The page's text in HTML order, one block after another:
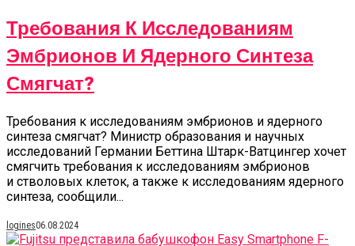
Требования К Исследованиям
Эмбрионов И Ядерного Синтеза
Смягчат?
Требования к исследованиям эмбрионов и ядерного
синтеза смягчат? Министр образования и научных
исследований Германии Беттина Штарк-Ватцингер хочет
смягчить требования к исследованиям эмбрионов
и стволовых клеток, а также к исследованиям ядерного
синтеза, сообщили...
logines06.08.2024